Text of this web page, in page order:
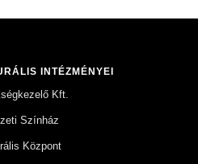
INTÉZMÉNYEI
Kft.
Színház
Központ